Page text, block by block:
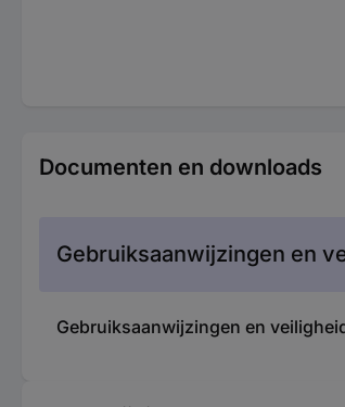
Documenten en downloads
Gebruiksaanwijzingen en
Gebruiksaanwijzingen en